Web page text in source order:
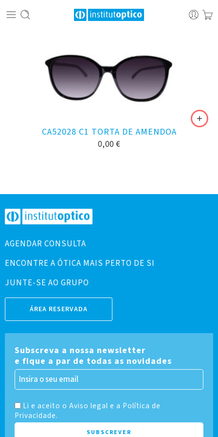
CA52028 C1 TORTA DE AMENDOA
0,00 €
AGENDAR CONSULTA
ENCONTRE A ÓTICA MAIS PERTO DE SI
JUNTE-SE AO GRUPO
ÁREA RESERVADA
Subscreva a nossa newsletter
e fique a par de todas as novidades
Li e aceito o Aviso legal e a Política de
Privacidade.